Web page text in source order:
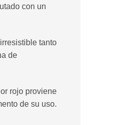
con un
tanto
de
rojo proviene
de su uso.